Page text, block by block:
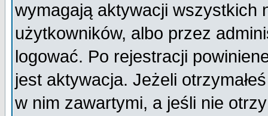
wymagają aktywacji wszystkich
użytkowników, albo przez
logować. Po rejestracji
jest aktywacja. Jeżeli
w nim zawartymi, a jeśli nie